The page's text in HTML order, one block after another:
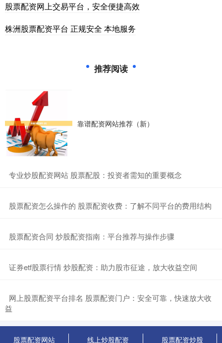
股票配资网上交易平台，安全便捷高效
株洲股票配资平台 正规安全 本地服务
推荐阅读
靠谱配资网站推荐（新）
​专业炒股配资网站 股票配股：投资者需知的重要概念
​股票配资怎么操作的 股票配资收费：了解不同平台的费用结构
​股票配资合同 炒股配资指南：平台推荐与操作步骤
​证券etf股票行情 炒股配资：助力股市征途，放大收益空间
​网上股票配资平台排名 股票配资门户：安全可靠，快速放大收
益
股票配资网站 线上炒股配资 股票配资炒股